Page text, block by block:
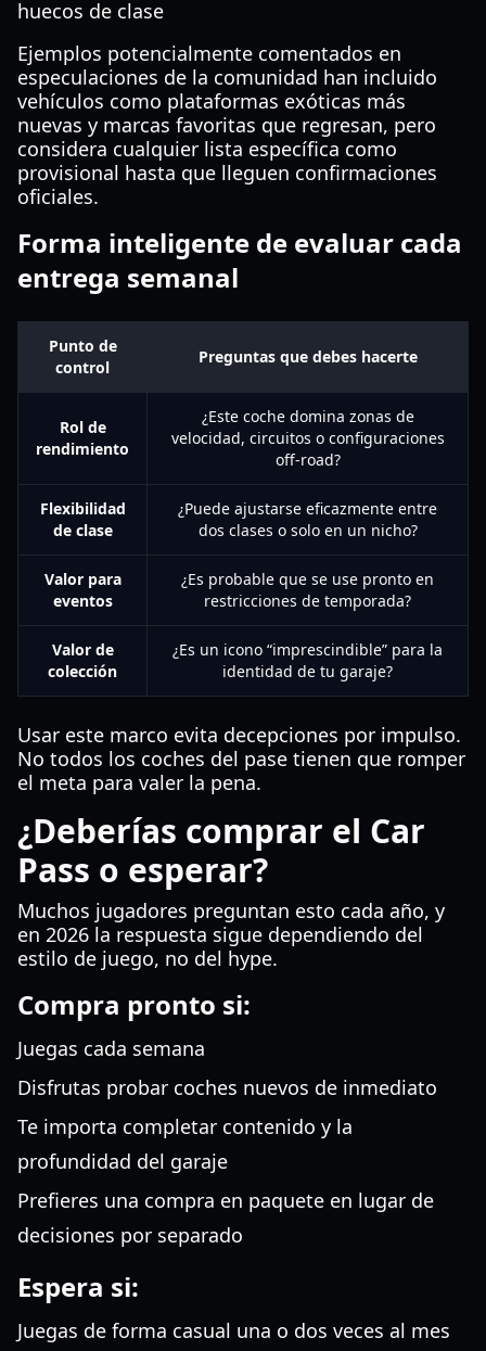
huecos de clase
Ejemplos potencialmente comentados en
especulaciones de la comunidad han incluido
vehículos como plataformas exóticas más
nuevas y marcas favoritas que regresan, pero
considera cualquier lista específica como
provisional hasta que lleguen confirmaciones
oficiales.
Forma inteligente de evaluar cada
entrega semanal
Punto de
control
Preguntas que debes hacerte
Rol de
rendimiento
¿Este coche domina zonas de
velocidad, circuitos o configuraciones
off-road?
Flexibilidad
de clase
¿Puede ajustarse eficazmente entre
dos clases o solo en un nicho?
Valor para
eventos
¿Es probable que se use pronto en
restricciones de temporada?
Valor de
colección
¿Es un icono “imprescindible” para la
identidad de tu garaje?
Usar este marco evita decepciones por impulso.
No todos los coches del pase tienen que romper
el meta para valer la pena.
¿Deberías comprar el Car
Pass o esperar?
Muchos jugadores preguntan esto cada año, y
en 2026 la respuesta sigue dependiendo del
estilo de juego, no del hype.
Compra pronto si:
Juegas cada semana
Disfrutas probar coches nuevos de inmediato
Te importa completar contenido y la
profundidad del garaje
Prefieres una compra en paquete en lugar de
decisiones por separado
Espera si:
Juegas de forma casual una o dos veces al mes